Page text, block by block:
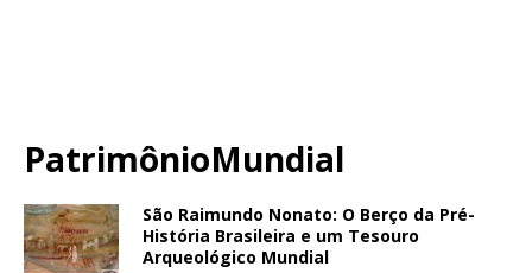
PatrimônioMundial
São Raimundo Nonato: O Berço da Pré-
História Brasileira e um Tesouro
Arqueológico Mundial